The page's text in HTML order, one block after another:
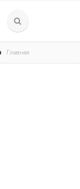
Главная